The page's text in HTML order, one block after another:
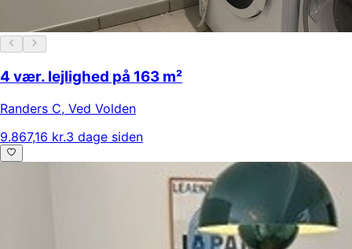
4 vær. lejlighed på 163 m²
Randers C, Ved Volden
9.867,16 kr.3 dage siden